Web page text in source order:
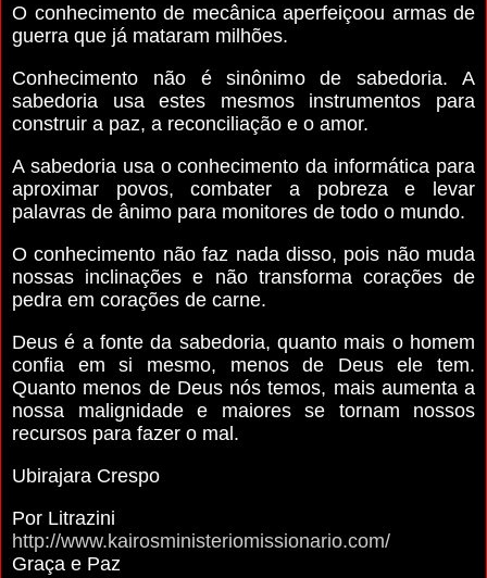
O conhecimento de mecânica aperfeiçoou armas de
guerra que já mataram milhões.
Conhecimento não é sinônimo de sabedoria. A
sabedoria usa estes mesmos instrumentos para
construir a paz, a reconciliação e o amor.
A sabedoria usa o conhecimento da informática para
aproximar povos, combater a pobreza e levar
palavras de ânimo para monitores de todo o mundo.
O conhecimento não faz nada disso, pois não muda
nossas inclinações e não transforma corações de
pedra em corações de carne.
Deus é a fonte da sabedoria, quanto mais o homem
confia em si mesmo, menos de Deus ele tem.
Quanto menos de Deus nós temos, mais aumenta a
nossa malignidade e maiores se tornam nossos
recursos para fazer o mal.
Ubirajara Crespo
Por Litrazini
http://www.kairosministeriomissionario.com/
Graça e Paz